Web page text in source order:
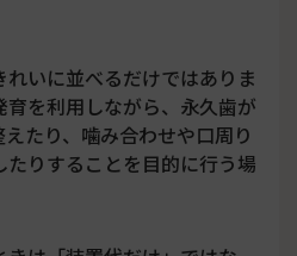
いに並べるだけではありま
を利用しながら、永久歯が
たり、噛み合わせや口周り
りすることを目的に行う場